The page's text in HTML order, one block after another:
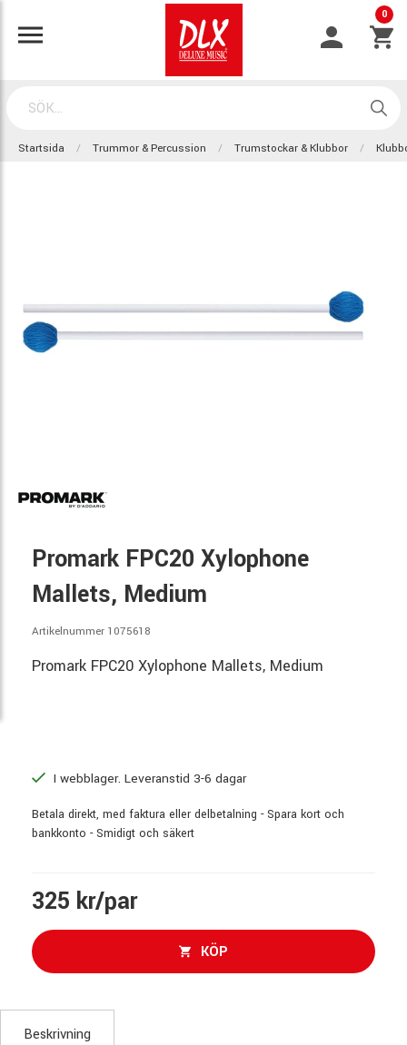
0
Startsida Trummor & Percussion Trumstockar & Klubbor
Promark FPC20 Xylophone
Mallets, Medium
Artikelnummer 1075618
Promark FPC20 Xylophone Mallets, Medium
I webblager. Leveranstid 3-6 dagar
Betala direkt, med faktura eller delbetalning - Spara kort och
bankkonto - Smidigt och säkert
325 kr/par
KÖP
Beskrivning